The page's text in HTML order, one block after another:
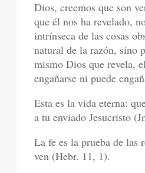
Dios, creemos que son
que él nos ha revelado,
intrínseca de las cosas
natural de la razón, sino
mismo Dios que revela,
engañarse ni puede
Esta es la vida eterna:
a tu enviado Jesucristo
La fe es la prueba de las
ven (Hebr. 11, 1).